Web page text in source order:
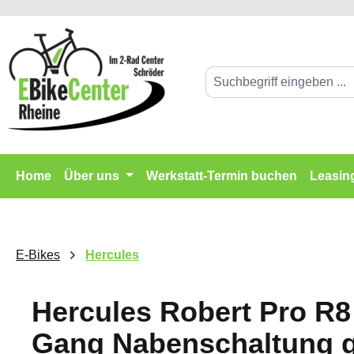
Zur Hauptnavigation springen
Home Über uns Werkstatt-Termin buchen
E-Bikes Hercules
Hercules Robert Pro
Gang Nabenschaltung